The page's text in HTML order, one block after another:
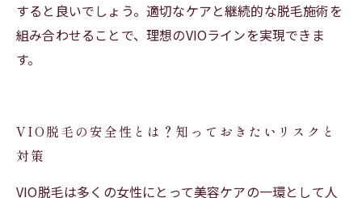
すると良いでしょう。適切なケアと継続的な脱毛施術を
組み合わせることで、理想のVIOラインを実現できま
す。
VIO脱毛の安全性とは？知っておきたいリスクと
対策
VIO脱毛は多くの女性にとって美容ケアの一環として人